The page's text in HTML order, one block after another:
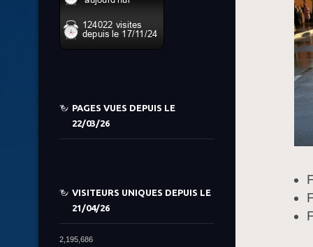
PAGES VUES DEPUIS LE
22/03/26
VISITEURS UNIQUES DEPUIS LE
21/04/26
2,195,686